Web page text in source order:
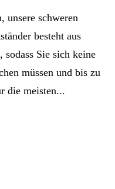
unsere schweren
besteht aus
Sie sich keine
müssen und bis zu
die meisten...